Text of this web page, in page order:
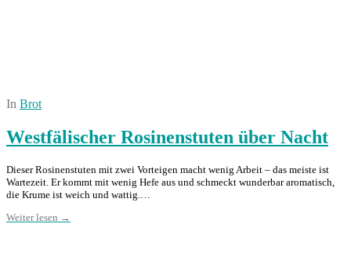
In Brot
Westfälischer Rosinenstuten über Nacht
Dieser Rosinenstuten mit zwei Vorteigen macht wenig Arbeit – das meiste ist
Wartezeit. Er kommt mit wenig Hefe aus und schmeckt wunderbar aromatisch,
die Krume ist weich und wattig.…
Weiter lesen →